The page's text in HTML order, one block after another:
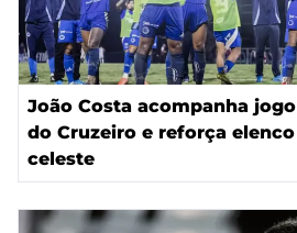
João Costa acompanha jogo
do Cruzeiro e reforça elenco
celeste